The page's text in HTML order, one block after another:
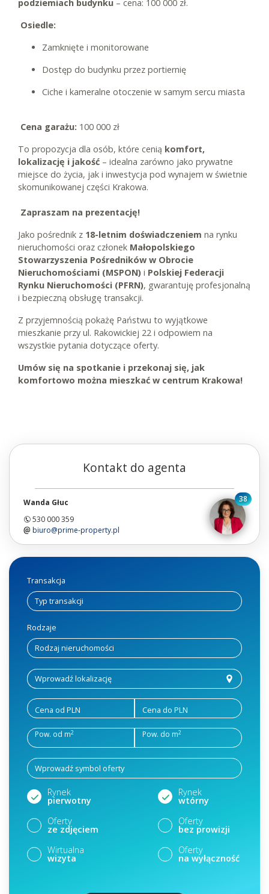
Kontakt do agenta
Wanda Głuc
530 000 359
biuro@prime-property.pl
38
Transakcja
Rodzaje
Cena od PLN Cena do PLN
Pow. od m2 Pow. do m2
Rynek
pierwotny
Rynek
wtórny
Oferty
ze zdjęciem
Oferty
bez prowizji
Wirtualna
wizyta
Oferty
na wyłączność
podziemiach budynku – cena: 100 000 zł.
Osiedle:
Zamknięte i monitorowane
Dostęp do budynku przez portiernię
Ciche i kameralne otoczenie w samym sercu miasta
Cena garażu: 100 000 zł
To propozycja dla osób, które cenią komfort,
lokalizację i jakość – idealna zarówno jako prywatne
miejsce do życia, jak i inwestycja pod wynajem w świetnie
skomunikowanej części Krakowa.
Zapraszam na prezentację!
Jako pośrednik z 18-letnim doświadczeniem na rynku
nieruchomości oraz członek Małopolskiego
Stowarzyszenia Pośredników w Obrocie
Nieruchomościami (MSPON) i Polskiej Federacji
Rynku Nieruchomości (PFRN), gwarantuję profesjonalną
i bezpieczną obsługę transakcji.
Z przyjemnością pokażę Państwu to wyjątkowe
mieszkanie przy ul. Rakowickiej 22 i odpowiem na
wszystkie pytania dotyczące oferty.
Umów się na spotkanie i przekonaj się, jak
komfortowo można mieszkać w centrum Krakowa!